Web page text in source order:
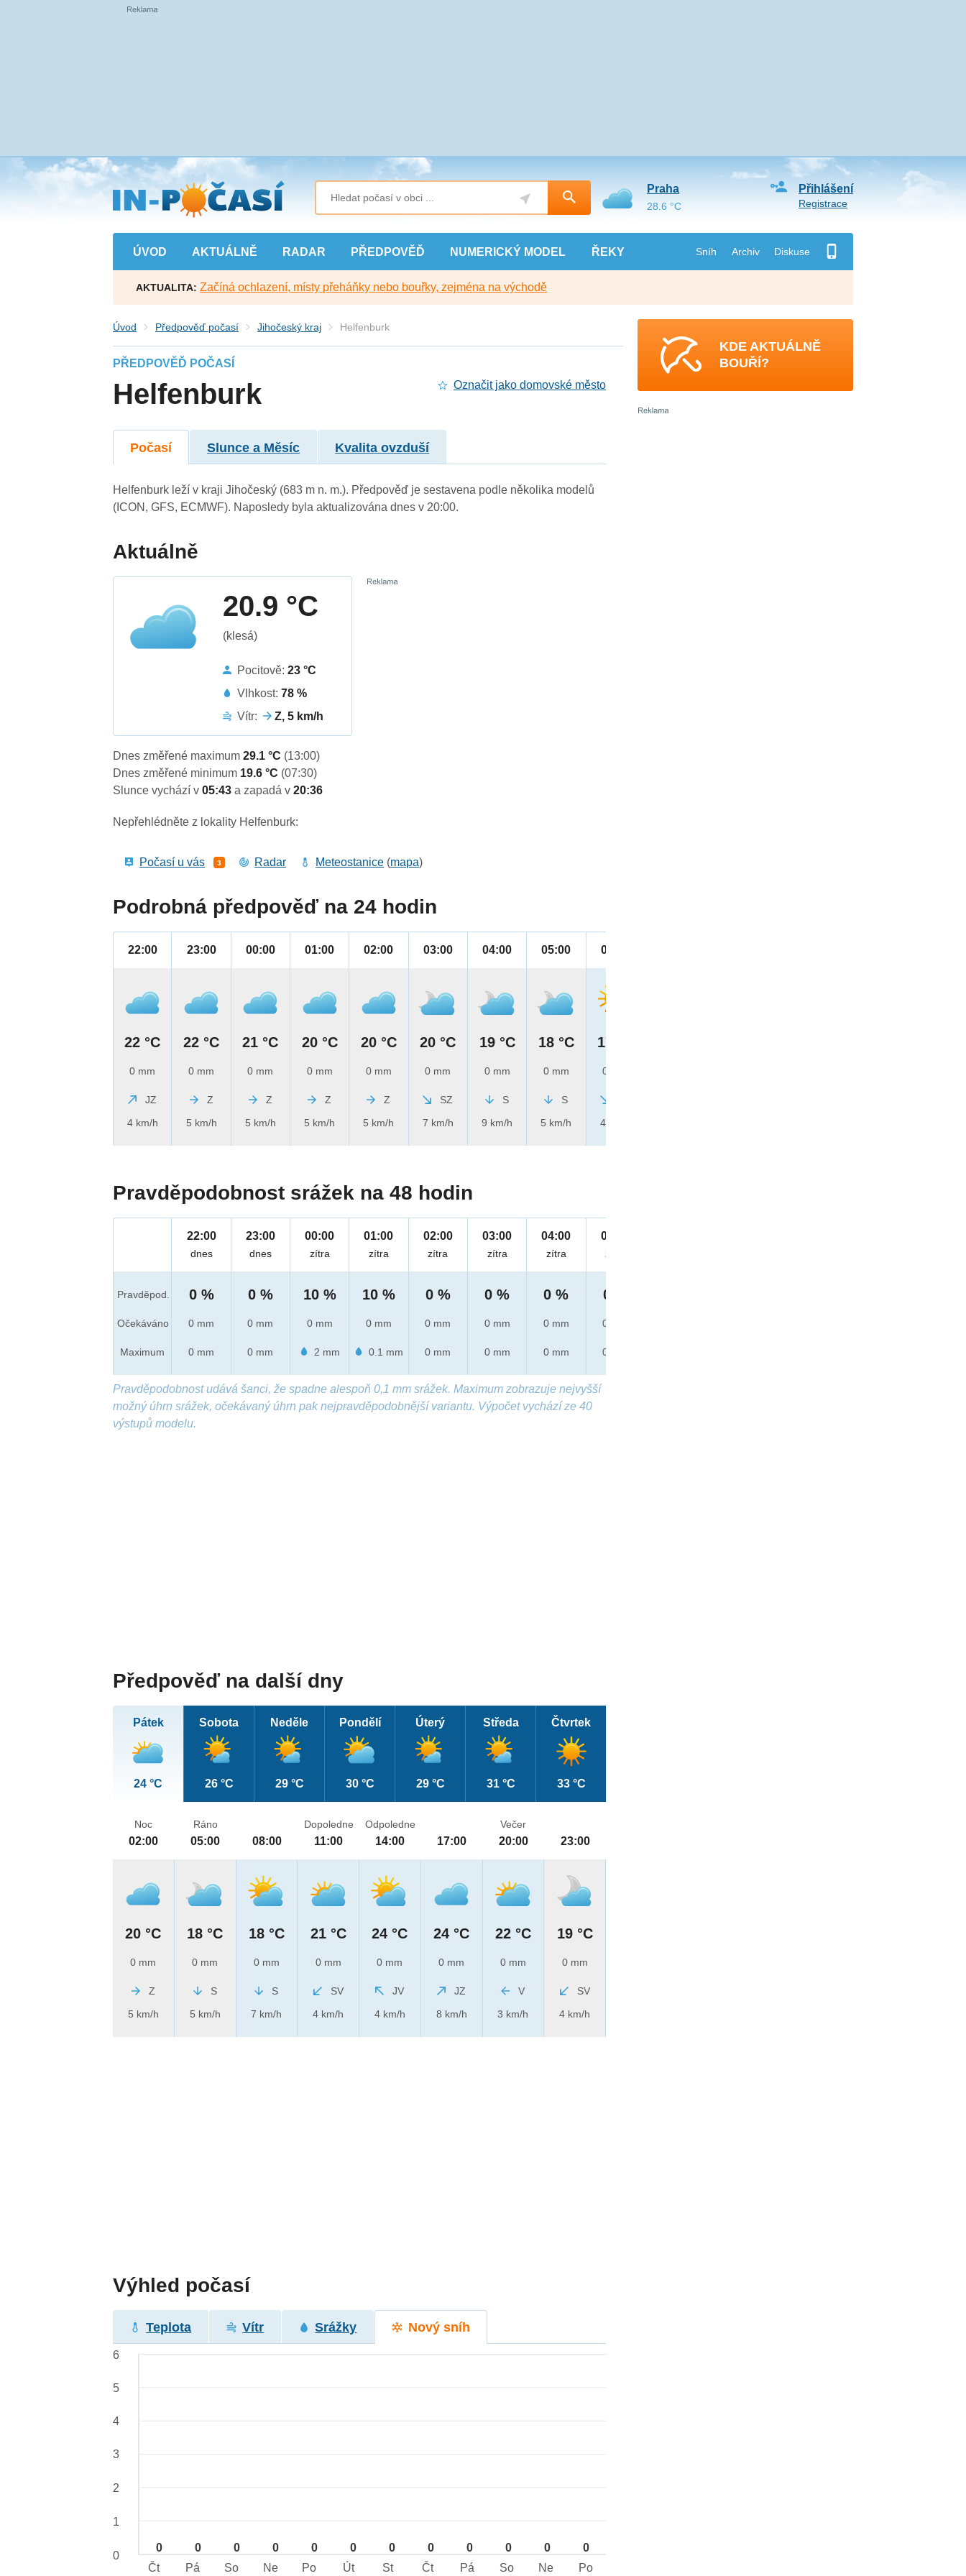
Přejít
na
hlavní
obsah
ÚVOD AKTUÁLNĚ RADAR PŘEDPOVĚĎ NUMERICKÝ MODEL ŘEKY Sníh Archiv Diskuse
Přihlášení
Registrace
Praha
28.6 °C
AKTUALITA: Začíná ochlazení, místy přeháňky nebo bouřky, zejména na východě
Úvod Předpověď počasí Jihočeský kraj Helfenburk
PŘEDPOVĚĎ POČASÍ
Helfenburk Označit jako domovské město
Počasí Slunce a Měsíc Kvalita ovzduší
Helfenburk leží v kraji Jihočeský (683 m n. m.). Předpověď je sestavena podle několika modelů
(ICON, GFS, ECMWF). Naposledy byla aktualizována dnes v 20:00.
Aktuálně
20.9 °C
(klesá)
Pocitově:23 °C
Vlhkost:78 %
Vítr:
Z, 5 km/h
Dnes změřené maximum29.1 °C (13:00)
Dnes změřené minimum 19.6 °C (07:30)
Slunce vychází v05:43a zapadá v20:36
Nepřehlédněte z lokality Helfenburk:
Počasí u vás 3 Radar Meteostanice (mapa)
Podrobná předpověď na 24 hodin
22:00
22 °C
0 mm
JZ
4 km/h
23:00
22 °C
0 mm
Z
5 km/h
00:00
21 °C
0 mm
Z
5 km/h
01:00
20 °C
0 mm
Z
5 km/h
02:00
20 °C
0 mm
Z
5 km/h
03:00
20 °C
0 mm
SZ
7 km/h
04:00
19 °C
0 mm
S
9 km/h
05:00
18 °C
0 mm
S
5 km/h
06:00
17 °C
0 mm
4 km/h
Pravděpodobnost srážek na 48 hodin
Pravděpod.
Očekáváno
Maximum
22:00
dnes
0 %
0 mm
0 mm
23:00
dnes
0 %
0 mm
0 mm
00:00
zítra
10 %
0 mm
2 mm
01:00
zítra
10 %
0 mm
0.1 mm
02:00
zítra
0 %
0 mm
0 mm
03:00
zítra
0 %
0 mm
0 mm
04:00
zítra
0 %
0 mm
0 mm
05:00
zítra
0 %
0 mm
0 mm
Pravděpodobnost udává šanci, že spadne alespoň 0,1 mm srážek. Maximum zobrazuje nejvyšší
možný úhrn srážek, očekávaný úhrn pak nejpravděpodobnější variantu. Výpočet vychází ze 40
výstupů modelu.
Předpověď na další dny
Pátek
24 °C
Sobota
26 °C
Neděle
29 °C
Pondělí
30 °C
Úterý
29 °C
Středa
31 °C
Čtvrtek
33 °C
Noc
02:00
20 °C
0 mm
Z
5 km/h
Ráno
05:00
18 °C
0 mm
S
5 km/h
08:00
18 °C
0 mm
S
7 km/h
Dopoledne
11:00
21 °C
0 mm
SV
4 km/h
Odpoledne
14:00
24 °C
0 mm
JV
4 km/h
17:00
24 °C
0 mm
JZ
8 km/h
Večer
20:00
22 °C
0 mm
V
3 km/h
23:00
19 °C
0 mm
SV
4 km/h
Výhled počasí
Teplota Vítr Srážky Nový sníh
0 0 0 0 0 0 0 0 0 0 0 0
6
5
4
3
2
1
0
Čt
Pá So Ne Po Út St Čt Pá So Ne Po
KDE AKTUÁLNĚ
BOUŘÍ?